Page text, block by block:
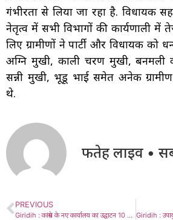
गंभीरता से लिया जा रहा है. विधायक
नेतृत्व में सभी विभागों की कार्यप्रणाली
लिए ग्रामीणों ने पार्टी और विधायक को
अग्नि मुखी, काली चरण मुखी, बनमली
सन्नी मुखी, भूडू भाई समेत अनेक
थे.
फतेह लाइव •
PREVIOUS
Giridih : कांग्रेस के नए कार्यालय का उद्घाटन 10 जुलाई को, तैयारियों को अंतिम रूप